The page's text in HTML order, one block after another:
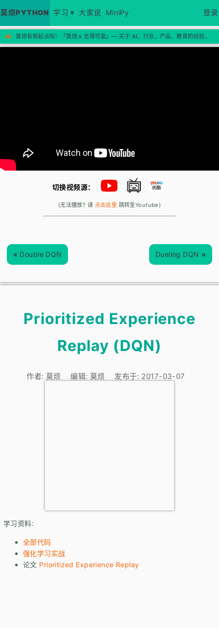
莫烦PYTHON 学习 ▾ 大家说 MiniPy 登录
📢 莫烦有新起点啦！「莫烦 x 无限可能」— 关于 AI、行业、产品、教育的经验思考，欢迎来新站看看 →
切换视频源：
(无法播放? 请 点击这里 跳转至Youtube)
« Double DQN Dueling DQN »
Prioritized Experience
Replay (DQN)
作者:莫烦 编辑:莫烦 发布于: 2017-03-07
学习资料:
全部代码
强化学习实战
论文 Prioritized Experience Replay